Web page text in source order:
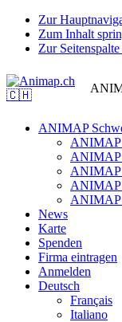
Zur
Zum Inhalt
Zur
ANIMAP
ANIMAP
ANIMAP
ANIMAP
ANIMAP
ANIMAP
News
Karte
Spenden
Firma eintragen
Anmelden
Deutsch
Français
Italiano